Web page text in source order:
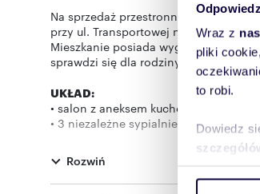
Wraz z
pliki
to robi.
Dowiedz
Na sprzedaż przestronne i
przy ul. Transportowej na osiedlu
Mieszkanie posiada wygodny układ
sprawdzi się dla rodziny.
UKŁAD:
• salon z aneksem kuchennym i
• 3 niezależne sypialnie
• łazienka
• przedpokój z pojemnymi szafami
Rozwiń